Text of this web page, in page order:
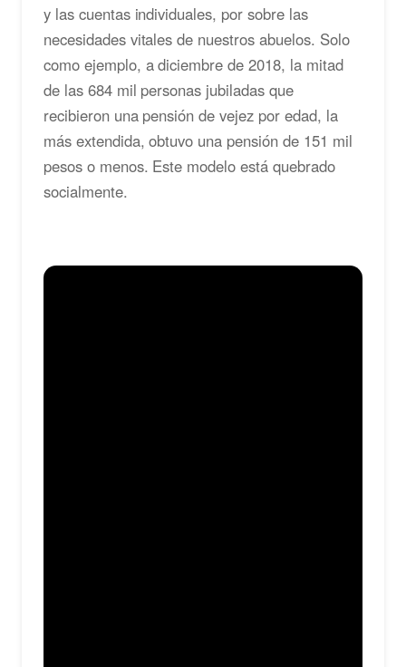
y las cuentas individuales, por sobre las
necesidades vitales de nuestros abuelos. Solo
como ejemplo, a diciembre de 2018, la mitad
de las 684 mil personas jubiladas que
recibieron una pensión de vejez por edad, la
más extendida, obtuvo una pensión de 151 mil
pesos o menos. Este modelo está quebrado
socialmente.